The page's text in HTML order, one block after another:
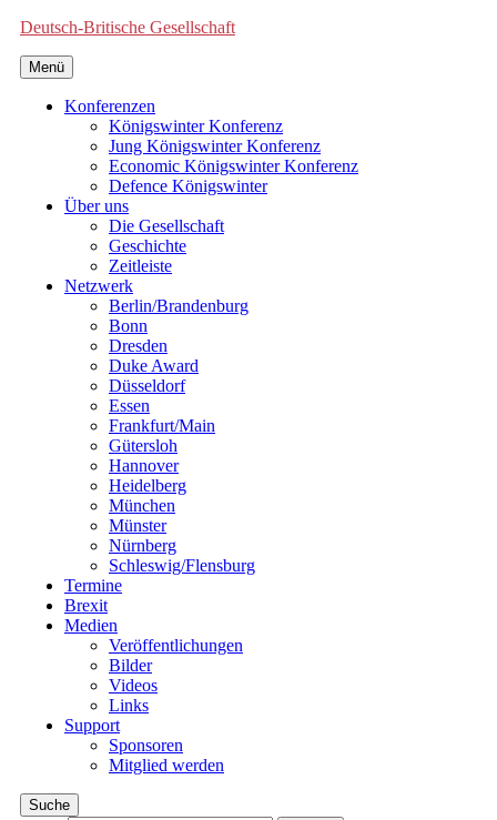
Deutsch-Britische Gesellschaft
Menü
Konferenzen
Königswinter Konferenz
Jung Königswinter Konferenz
Economic Königswinter Konferenz
Defence Königswinter
Über uns
Die Gesellschaft
Geschichte
Zeitleiste
Netzwerk
Berlin/Brandenburg
Bonn
Dresden
Duke Award
Düsseldorf
Essen
Frankfurt/Main
Gütersloh
Hannover
Heidelberg
München
Münster
Nürnberg
Schleswig/Flensburg
Termine
Brexit
Medien
Veröffentlichungen
Bilder
Videos
Links
Support
Sponsoren
Mitglied werden
Suche